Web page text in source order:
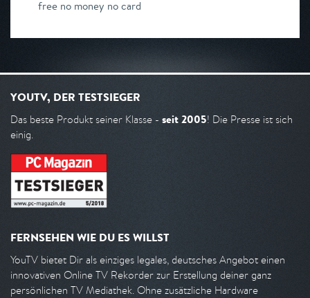
free no money no card
YOUTV, DER TESTSIEGER
Das beste Produkt seiner Klasse - seit 2005! Die Presse ist sich
einig.
FERNSEHEN WIE DU ES WILLST
YouTV bietet Dir als einziges legales, deutsches Angebot einen
innovativen Online TV Rekorder zur Erstellung deiner ganz
persönlichen TV Mediathek. Ohne zusätzliche Hardware